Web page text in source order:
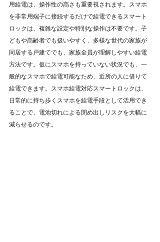
用給電は、操作性の高さも重要視されます。スマホ
を非常用端子に接続するだけで給電できるスマート
ロックは、複雑な設定や特別な操作は不要です。子
どもや高齢者でも扱いやすく、多様な世代の家族が
同居する戸建てでも、家族全員が理解しやすい給電
方法です。仮にスマホを持っていない状況でも、一
般的なスマホで給電可能なため、近所の人に借りて
給電できます。スマホ給電対応スマートロックは、
日常的に持ち歩くスマホを給電手段として活用でき
ることで、電池切れによる閉め出しリスクを大幅に
減らせるのです。